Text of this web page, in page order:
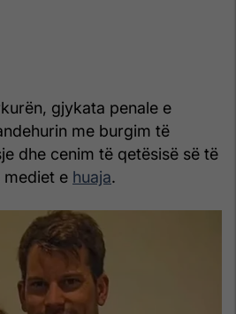
gjykata penale e
me burgim të
dhe cenim të qetësisë së të
e huaja.